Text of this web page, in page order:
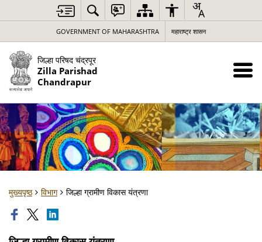
GOVERNMENT OF MAHARASHTRA महाराष्ट्र शासन
जिल्हा परिषद चंद्रपूर
Zilla Parishad
Chandrapur
मुख्यपृष्ठ विभाग जिल्हा ग्रामीण विकास यंत्रणा